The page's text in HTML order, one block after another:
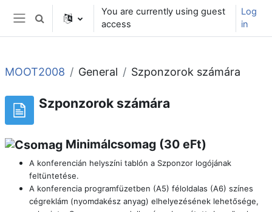
Skip to main content
Side panel
Toggle search input
You are currently using guest
access
Log
in
MOOT2008 General Szponzorok számára
Szponzorok számára
Minimálcsomag (30 eFt)
A konferencián helyszíni tablón a Szponzor logójának
feltüntetése.
A konferencia programfüzetben (A5) féloldalas (A6) színes
cégreklám (nyomdakész anyag) elhelyezésének lehetősége,